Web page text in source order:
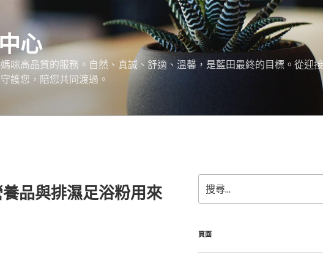
心
咪高品質的服務。自然、真誠、舒適、溫馨，是藍田最終的目標。從迎
護您，陪您共同渡過。
品與排濕足浴粉用來
尋
關
字:
頁面